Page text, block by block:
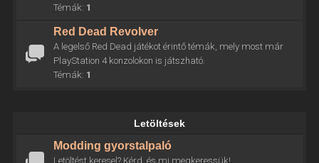
Témák: 1
Red Dead Revolver
A legelső Red Dead játékot érintő témák, mely most már
PlayStation 4 konzolokon is játszható.
Témák: 1
Letöltések
Modding gyorstalpaló
Letöltést keresel? Kérd, és mi megkeressük!